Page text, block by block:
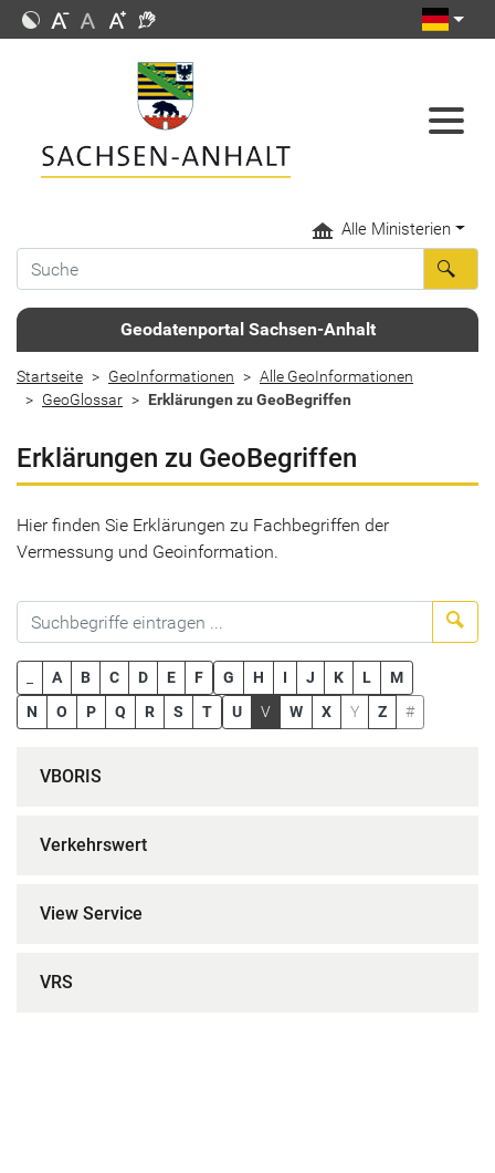
Alle Ministerien
Geodatenportal Sachsen-Anhalt
Startseite GeoInformationen
Alle GeoInformationen
GeoGlossar
Erklärungen zu GeoBegriffen
Erklärungen zu GeoBegriffen
Hier finden Sie Erklärungen zu Fachbegriffen der
Vermessung und Geoinformation.
A B C D E F G H I J K L
M
N
O P Q R S T U V W X Y Z #
VBORIS
Verkehrswert
View Service
VRS